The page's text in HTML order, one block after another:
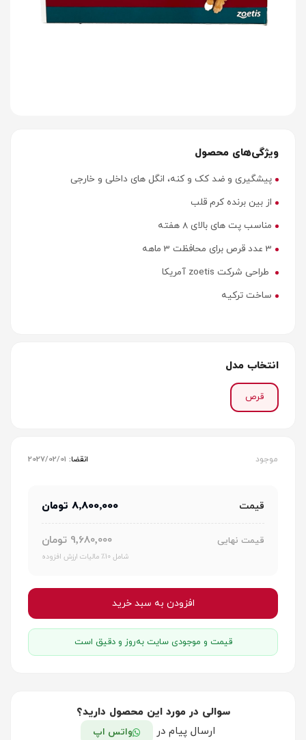
ویژگی‌های محصول
پیشگیری و ضد کک و کنه، انگل های داخلی و خارجی
از بین برنده کرم قلب
مناسب پت های بالای 8 هفته
3 عدد قرص برای محافظت 3 ماهه
طراحی شرکت zoetis آمریکا
ساخت ترکیه
انتخاب مدل
قرص
موجود انقضا: 2027/02/01
قیمت 8٬800٬000 تومان
قیمت نهایی 9٬680٬000 تومان
شامل 10٪ مالیات ارزش افزوده
افزودن به سبد خرید
قیمت و موجودی سایت به‌روز و دقیق است
سوالی در مورد این محصول دارید؟
ارسال پیام در
واتس اپ